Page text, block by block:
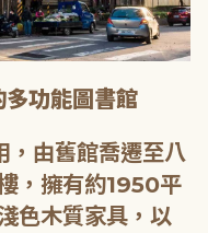
功能圖書館
由舊館喬遷至八
，擁有約1950平
色木質家具，以